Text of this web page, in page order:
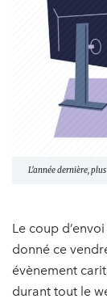
L'année dernière,
Le coup
donné ce
évènement
durant tout le